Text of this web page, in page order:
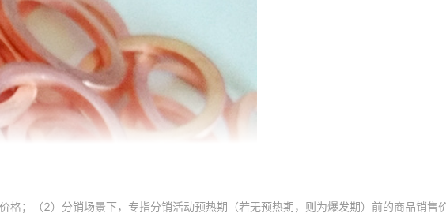
格；（2）分销场景下，专指分销活动预热期（若无预热期，则为爆发期）前的商品销售